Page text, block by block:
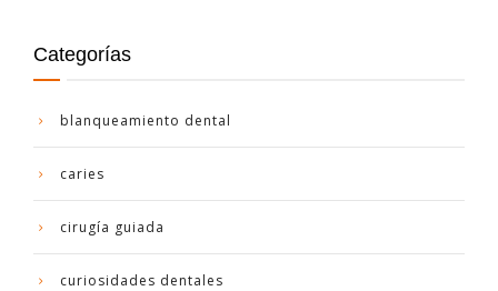
Categorías
blanqueamiento dental
caries
cirugía guiada
curiosidades dentales